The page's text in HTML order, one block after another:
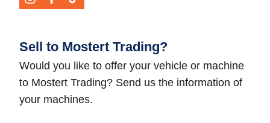
Sell to Mostert Trading?
Would you like to offer your vehicle or machine
to Mostert Trading? Send us the information of
your machines.